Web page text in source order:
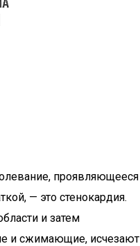
проявляющееся
— это стенокардия.
и затем
и сжимающие, исчезают